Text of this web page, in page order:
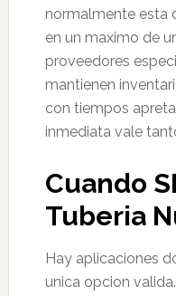
normalmente esta
en un maximo de
proveedores
mantienen
con tiempos
inmediata vale
Cuando
Tuberia
Hay aplicaciones
unica opcion